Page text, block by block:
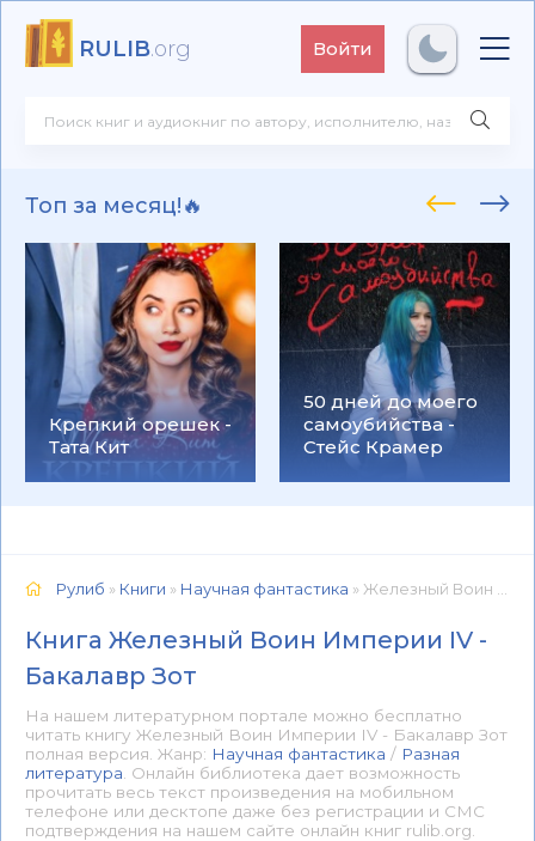
RULIB.org Войти
Топ за месяц!🔥
Крепкий орешек -
Тата Кит
50 дней до моего
самоубийства -
Стейс Крамер
Рулиб » Книги » Научная фантастика » Железный Воин Империи IV - Бакалавр Зот 📕 - Книга онлайн бесплатно
Книга Железный Воин Империи IV -
Бакалавр Зот
На нашем литературном портале можно бесплатно
читать книгу Железный Воин Империи IV - Бакалавр Зот
полная версия. Жанр: Научная фантастика / Разная
литература . Онлайн библиотека дает возможность
прочитать весь текст произведения на мобильном
телефоне или десктопе даже без регистрации и СМС
подтверждения на нашем сайте онлайн книг rulib.org.